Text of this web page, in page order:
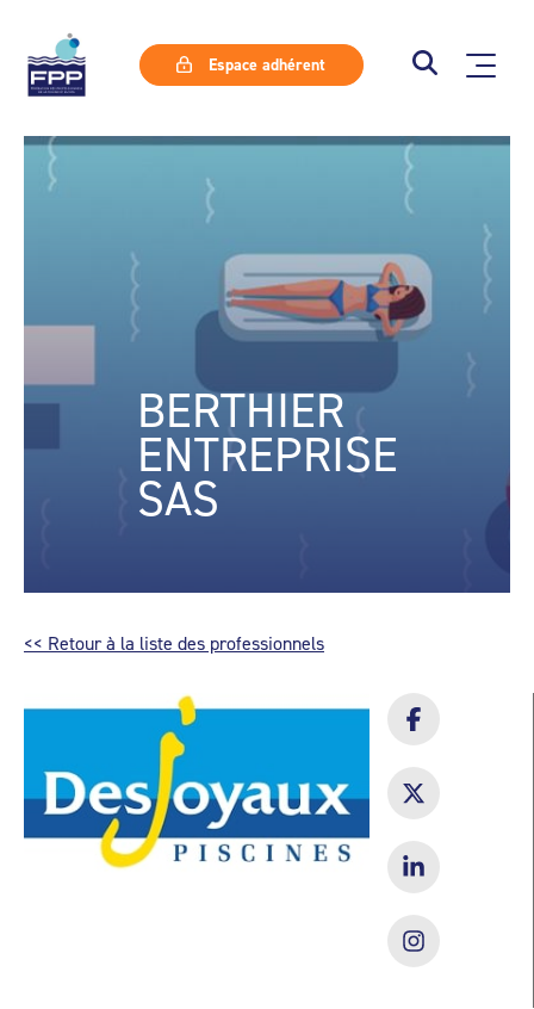
Espace adhérent
BERTHIER
ENTREPRISE
SAS
<< Retour à la liste des professionnels